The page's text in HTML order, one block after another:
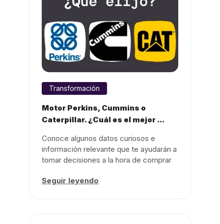
Transformación
Motor Perkins, Cummins o
Caterpillar. ¿Cuál es el mejor ...
Conoce algunos datos curiosos e
información relevante que te ayudarán a
tomar decisiones a la hora de comprar
Seguir leyendo